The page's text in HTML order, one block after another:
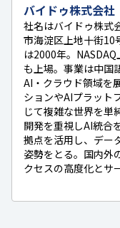
バイドゥ株式会社
社名はバイドゥ株式
市海淀区上地十街10
は2000年。
も上場。事業は中国
AI・クラウド領域を
ションやAIプラット
じて複雑な世界を単
開発を重視しAI統合
拠点を活用し、デー
姿勢をとる。国内外
クセスの高度化とサ